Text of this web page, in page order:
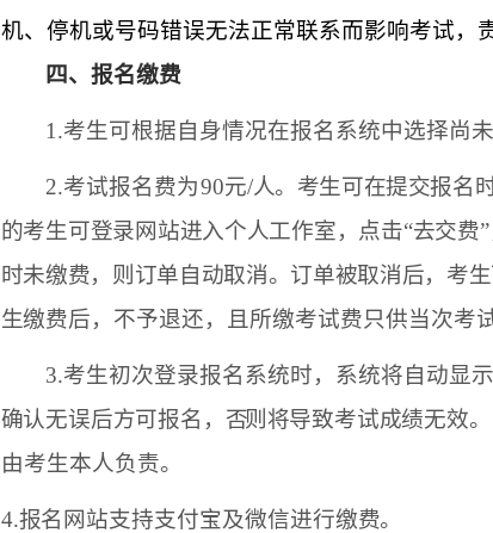
机、停机或号码错误无法正常联系而影响考试，
四、报名缴费
1.考生可根据自身情况在报名系统中选择尚
2.考试报名费为90元/人。考生可在提交报名
的考生可登录网站进入个人工作室，点击“去交费
时未缴费，则订单自动取消。订单被取消后， 考
生缴费后，不予退还，且所缴考试费只供当次考
3.考生初次登录报名系统时，系统将自动显
确认无误后方可报名，否则将导致考试成绩无效
由考生本人负责。
4.报名网站支持支付宝及微信进行缴费。